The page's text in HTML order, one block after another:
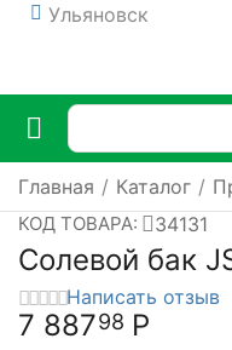
Ульяновск
Главная / Каталог /
КОД ТОВАРА: 34131
Солевой бак
Написать отзыв
7 88798 Р